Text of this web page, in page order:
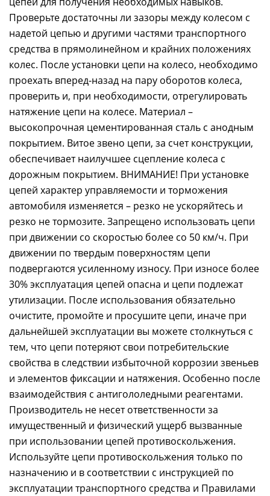
Проверьте достаточны ли зазоры между колесом с
надетой цепью и другими частями транспортного
средства в прямолинейном и крайних положениях
колес. После установки цепи на колесо, необходимо
проехать вперед-назад на пару оборотов колеса,
проверить и, при необходимости, отрегулировать
натяжение цепи на колесе. Материал –
высокопрочная цементированная сталь с анодным
покрытием. Витое звено цепи, за счет конструкции,
обеспечивает наилучшее сцепление колеса с
дорожным покрытием. ВНИМАНИЕ! При установке
цепей характер управляемости и торможения
автомобиля изменяется – резко не ускоряйтесь и
резко не тормозите. Запрещено использовать цепи
при движении со скоростью более со 50 км/ч. При
движении по твердым поверхностям цепи
подвергаются усиленному износу. При износе более
30% эксплуатация цепей опасна и цепи подлежат
утилизации. После использования обязательно
очистите, промойте и просушите цепи, иначе при
дальнейшей эксплуатации вы можете столкнуться с
тем, что цепи потеряют свои потребительские
свойства в следствии избыточной коррозии звеньев
и элементов фиксации и натяжения. Особенно после
взаимодействия с антигололедными реагентами.
Производитель не несет ответственности за
имущественный и физический ущерб вызванные
при использовании цепей противоскольжения.
Используйте цепи противоскольжения только по
назначению и в соответствии с инструкцией по
эксплуатации транспортного средства и Правилами